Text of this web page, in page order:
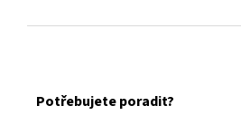
Potřebujete poradit?